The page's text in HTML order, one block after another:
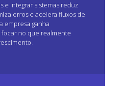
e integrar sistemas reduz
erros e acelera fluxos de
empresa ganha
no que realmente